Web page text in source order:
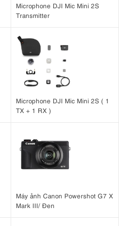
Microphone DJI Mic Mini 2S
Transmitter
Microphone DJI Mic Mini 2S ( 1
TX + 1 RX )
Máy ảnh Canon Powershot G7 X
Mark III/ Đen